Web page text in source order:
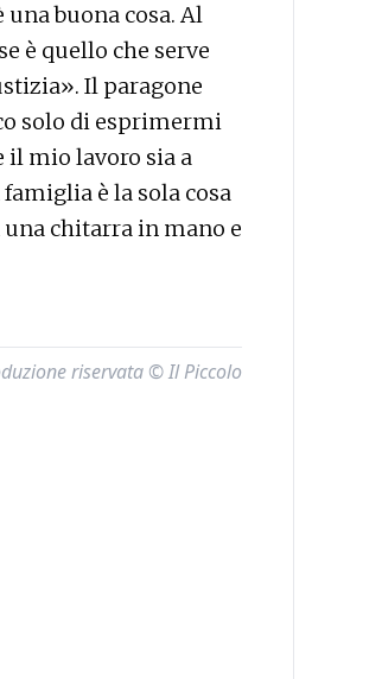
buona cosa. Al
è quello che serve
Il paragone
solo di esprimermi
il mio lavoro sia a
è la sola cosa
chitarra in mano e
riservata © Il Piccolo